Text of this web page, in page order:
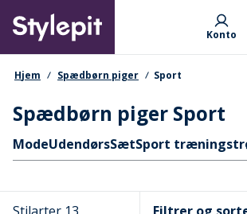
main
content
Primary departments
Konto
navigationssti
Hjem Spædbørn piger Sport
Spædbørn piger Sport
Hurtige links
ModeUdendørsSætSport